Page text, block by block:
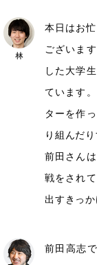
本日はお
ございま
した大学
ています
ターを作
り組んだ
前田さん
戦をされ
出すきっ
前田高志